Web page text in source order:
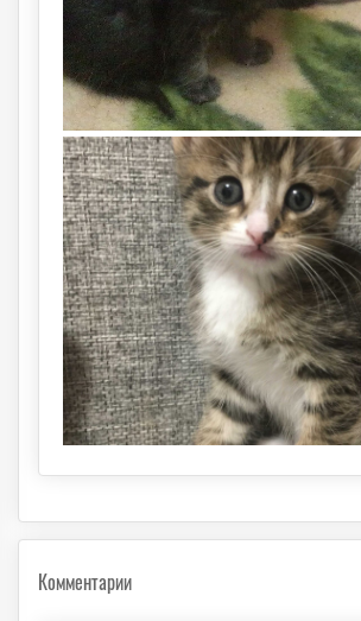
Комментарии